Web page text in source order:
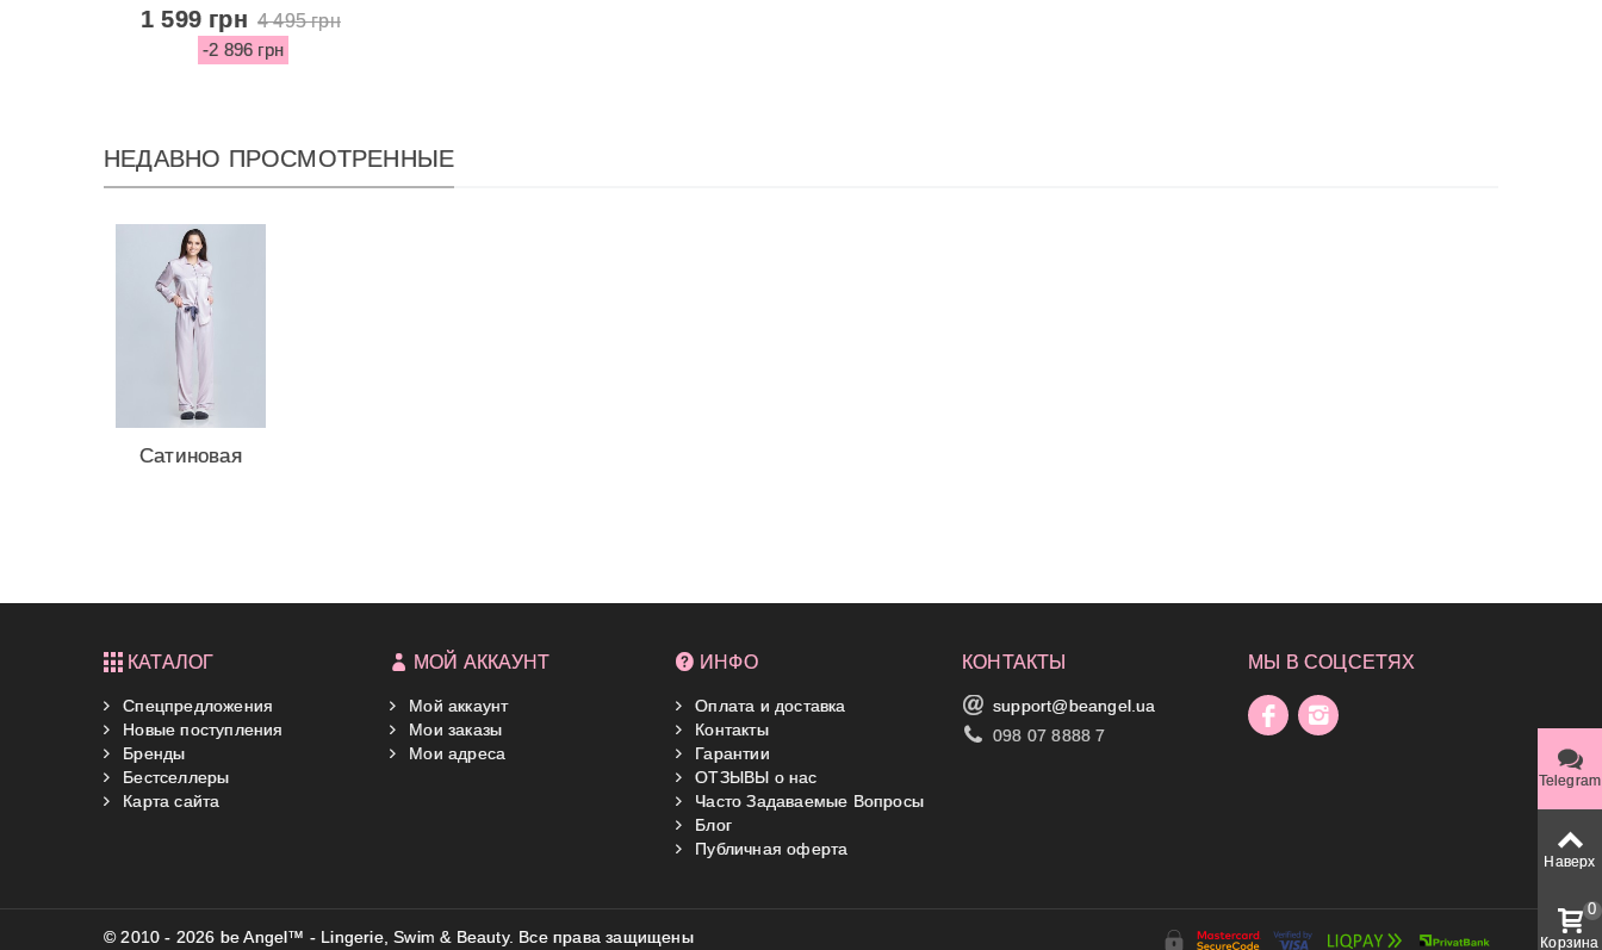
Sheer Mesh...
1 599 грн 4 495 грн
-2 896 грн
НЕДАВНО ПРОСМОТРЕННЫЕ
Сатиновая
КАТАЛОГ
Спецпредложения
Новые поступления
Бренды
Бестселлеры
Карта сайта
МОЙ АККАУНТ
Мой аккаунт
Мои заказы
Мои адреса
ИНФО
Оплата и доставка
Контакты
Гарантии
ОТЗЫВЫ о нас
Часто Задаваемые Вопросы
Блог
Публичная оферта
КОНТАКТЫ
support@beangel.ua
098 07 8888 7
МЫ В СОЦСЕТЯХ
© 2010 - 2026 be Angel™ - Lingerie, Swim & Beauty. Все права защищены
Telegram
Наверх
Корзина
0